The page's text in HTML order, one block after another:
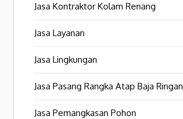
Jasa Kontraktor Kolam Renang
Jasa Layanan
Jasa Lingkungan
Jasa Pasang Rangka Atap Baja Ringan
Jasa Pemangkasan Pohon